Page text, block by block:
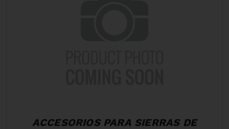
ACCESORIOS PARA SIERRAS DE